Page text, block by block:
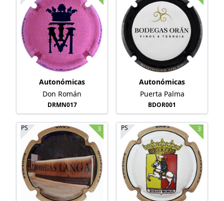
Autonómicas
Don Román
DRMN017
Autonómicas
Puerta Palma
BDOR001
PS 3 PS 3